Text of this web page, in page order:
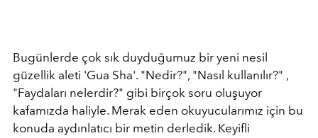
Bugünlerde çok sık duyduğumuz bir yeni nesil
güzellik aleti 'Gua Sha'. "Nedir?", "Nasıl kullanılır?" ,
"Faydaları nelerdir?" gibi birçok soru oluşuyor
kafamızda haliyle. Merak eden okuyucularımız için bu
konuda aydınlatıcı bir metin derledik. Keyifli